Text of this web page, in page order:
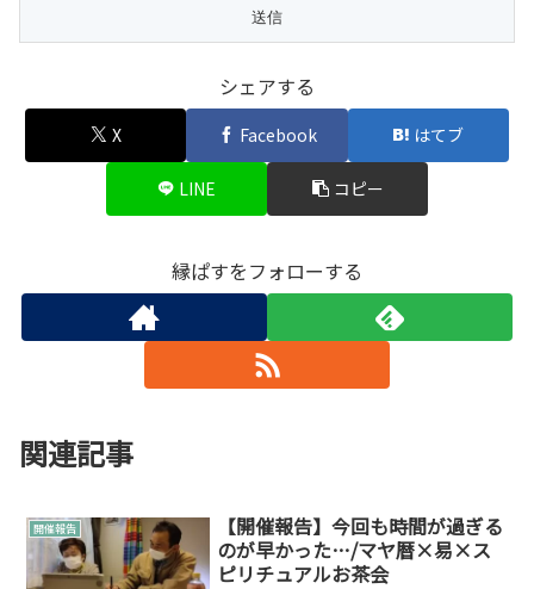
シェアする
X Facebook はてブ
LINE コピー
縁ぱすをフォローする
関連記事
開催報告
【開催報告】今回も時間が過ぎる
のが早かった…/マヤ暦×易×ス
ピリチュアルお茶会